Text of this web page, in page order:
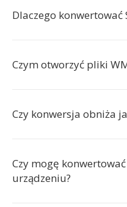
Dlaczego konwertować
Czym otworzyć pliki
Czy konwersja obniża
Czy mogę
urządzeniu?